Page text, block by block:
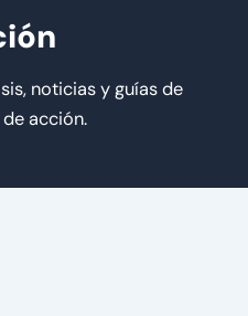
noticias y guías de
acción.